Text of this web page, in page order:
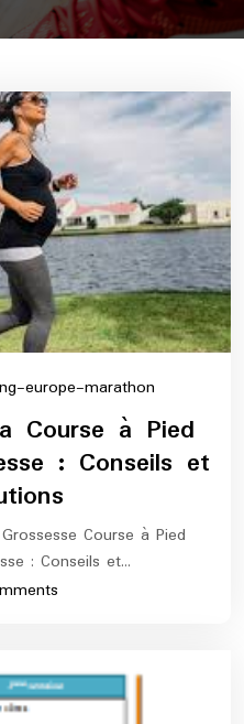
europe-marathon
europe-
marathon
Course à Pied
: Conseils et
Course à Pied
: Conseils et…